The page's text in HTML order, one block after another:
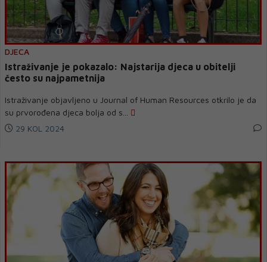
DJECA
Istraživanje je pokazalo: Najstarija djeca u obitelji
često su najpametnija
Istraživanje objavljeno u Journal of Human Resources otkrilo je da
su prvorođena djeca bolja od s...
29 KOL 2024